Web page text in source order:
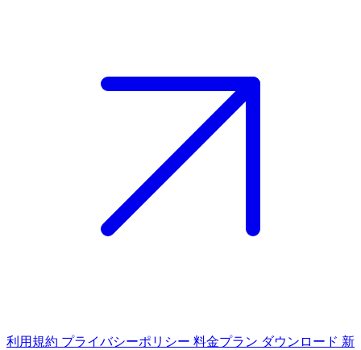
利用規約 プライバシーポリシー 料金プラン ダウンロード 新